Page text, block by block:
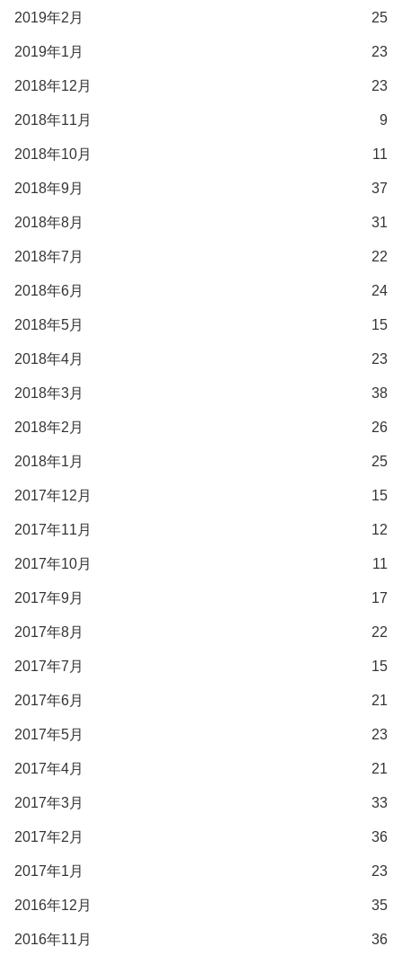
2019年2月 25
2019年1月 23
2018年12月 23
2018年11月 9
2018年10月 11
2018年9月 37
2018年8月 31
2018年7月 22
2018年6月 24
2018年5月 15
2018年4月 23
2018年3月 38
2018年2月 26
2018年1月 25
2017年12月 15
2017年11月 12
2017年10月 11
2017年9月 17
2017年8月 22
2017年7月 15
2017年6月 21
2017年5月 23
2017年4月 21
2017年3月 33
2017年2月 36
2017年1月 23
2016年12月 35
2016年11月 36